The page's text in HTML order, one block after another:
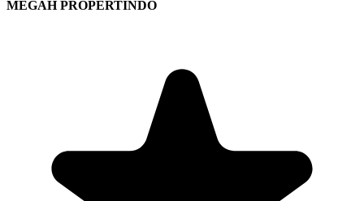
MEGAH PROPERTINDO